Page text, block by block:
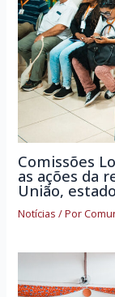
Comissões
as ações da
União,
Notícias / Por